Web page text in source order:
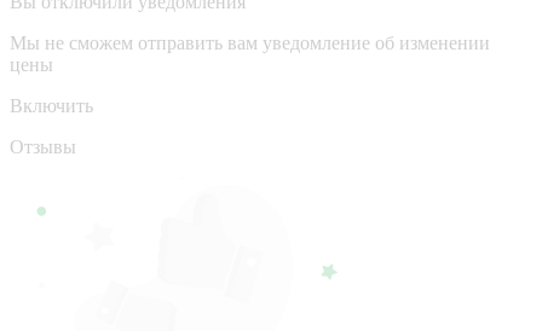
Мы не сможем отправить вам уведомление об изменении
цены
Включить
Отзывы